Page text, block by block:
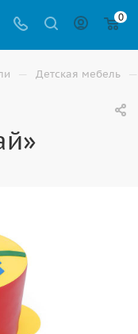
0
— Детская мебель —